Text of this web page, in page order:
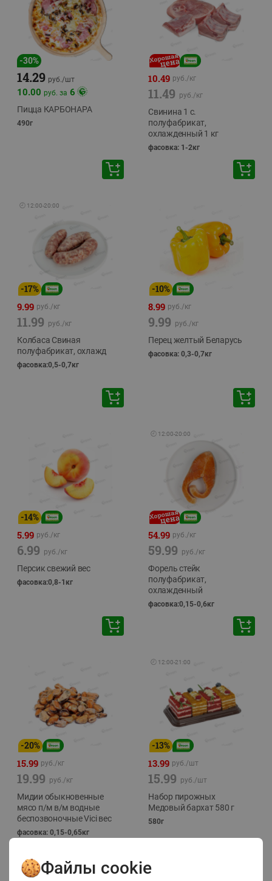
-30%
14.29 руб./шт
10.00 руб. за 6
Пицца КАРБОНАРА
490г
10.49 руб./кг
11.49 руб./кг
Свинина 1 с.
полуфабрикат,
охлажденный 1 кг
фасовка: 1-2кг
🕘 12:00-20:00
-17%
9.99 руб./кг
11.99 руб./кг
Колбаса Свиная
полуфабрикат, охлажд
фасовка:0,5-0,7кг
-10%
8.99 руб./кг
9.99 руб./кг
Перец желтый Беларусь
фасовка: 0,3-0,7кг
-14%
5.99 руб./кг
6.99 руб./кг
Персик свежий вес
фасовка:0,8-1кг
🕘 12:00-20:00
54.99 руб./кг
59.99 руб./кг
Форель стейк
полуфабрикат,
охлажденный
фасовка:0,15-0,6кг
-20%
15.99 руб./кг
19.99 руб./кг
Мидии обыкновенные
мясо п/м в/м водные
беспозвоночные Vici вес
фасовка: 0,15-0,65кг
🕘 12:00-21:00
-13%
13.99 руб./шт
15.99 руб./шт
Набор пирожных
Медовый бархат 580 г
580г
Файлы cookie